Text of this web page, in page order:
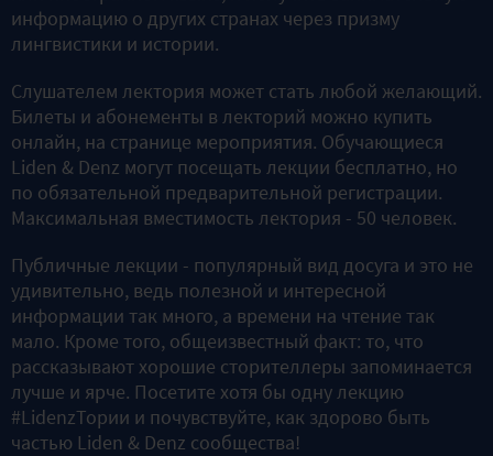
информацию о других странах через призму
лингвистики и истории.
Слушателем лектория может стать любой желающий.
Билеты и абонементы в лекторий можно купить
онлайн, на странице мероприятия. Обучающиеся
Liden & Denz могут посещать лекции бесплатно, но
по обязательной предварительной регистрации.
Максимальная вместимость лектория - 50 человек.
Публичные лекции - популярный вид досуга и это не
удивительно, ведь полезной и интересной
информации так много, а времени на чтение так
мало. Кроме того, общеизвестный факт: то, что
рассказывают хорошие сторителлеры запоминается
лучше и ярче. Посетите хотя бы одну лекцию
#LidenzТории и почувствуйте, как здорово быть
частью Liden & Denz сообщества!